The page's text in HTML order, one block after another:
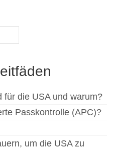
für die USA und warum?
Passkontrolle (APC)?
um die USA zu